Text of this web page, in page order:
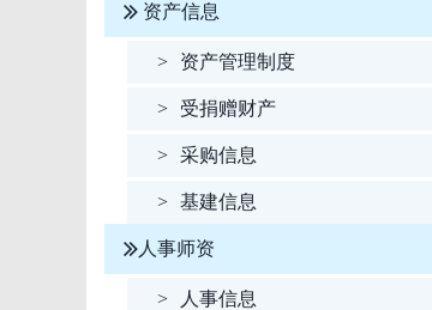
资产信息
> 资产管理制度
> 受捐赠财产
> 采购信息
> 基建信息
人事师资
> 人事信息